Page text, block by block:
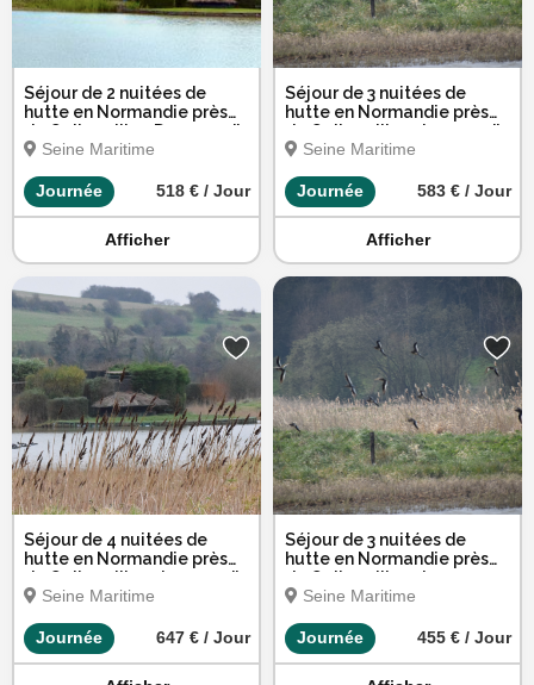
Séjour de 2 nuitées de
hutte en Normandie près
de Quiberville - Du samedi
au lundi
Seine Maritime
Journée 518 € / Jour
Afficher
Séjour de 3 nuitées de
hutte en Normandie près
de Quiberville - du samedi
au mardi
Seine Maritime
Journée 583 € / Jour
Afficher
Séjour de 4 nuitées de
hutte en Normandie près
de Quiberville - du samedi
au mercredi
Seine Maritime
Journée 647 € / Jour
Séjour de 3 nuitées de
hutte en Normandie près
de Quiberville - du
dimanche au mercredi
Seine Maritime
Journée 455 € / Jour